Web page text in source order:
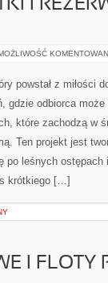
I
powstał z miłości
gdzie odbiorca
które zachodzą w
Ten projekt jest
po leśnych
krótkiego […]
I FLOTY